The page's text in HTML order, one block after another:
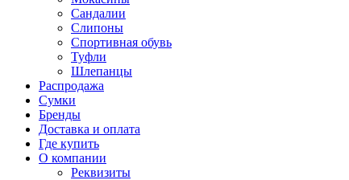
Сандалии
Слипоны
Спортивная обувь
Туфли
Шлепанцы
Распродажа
Сумки
Бренды
Доставка и оплата
Где купить
О компании
Реквизиты